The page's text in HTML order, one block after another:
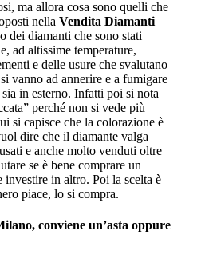
ma allora cosa sono quelli che
nella Vendita Diamanti
dei diamanti che sono stati
ad altissime temperature,
e delle usure che svalutano
vanno ad annerire e a fumigare
in esterno. Infatti poi si nota
perché non si vede più
si capisce che la colorazione è
dire che il diamante valga
e anche molto venduti oltre
se è bene comprare un
investire in altro. Poi la scelta è
piace, lo si compra.
, conviene un’asta oppure